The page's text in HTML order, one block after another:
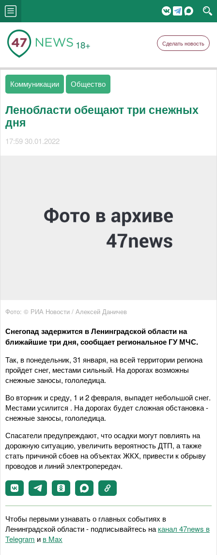
18+ Сделать новость
Коммуникации Общество
Ленобласти обещают три снежных
дня
17:59 30.01.2022
Фото: © РИА Новости / Алексей Даничев
Снегопад задержится в Ленинградской области на
ближайшие три дня, сообщает региональное ГУ МЧС.
Так, в понедельник, 31 января, на всей территории региона
пройдет снег, местами сильный. На дорогах возможны
снежные заносы, гололедица.
Во вторник и среду, 1 и 2 февраля, выпадет небольшой снег.
Местами усилится . На дорогах будет сложная обстановка -
снежные заносы, гололедица.
Спасатели предупреждают, что осадки могут повлиять на
дорожную ситуацию, увеличить вероятность ДТП, а также
стать причиной сбоев на объектах ЖКХ, привести к обрыву
проводов и линий электропередач.
Чтобы первыми узнавать о главных событиях в
Ленинградской области - подписывайтесь на канал 47news в
Telegram и в Maх